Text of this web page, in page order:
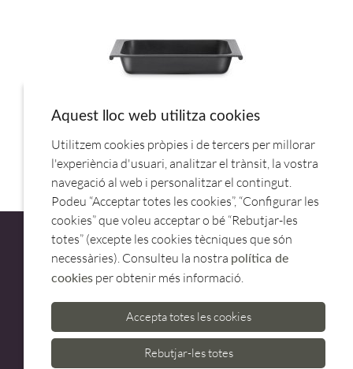
FONT FUNDICIÓ AMB TAPA, 41X29 CM. 272331. BRA
ATENCIÓ AL CLIENT
973 500 580
Aquest lloc web utilitza cookies
Utilitzem cookies pròpies i de tercers per millorar
l'experiència d'usuari, analitzar el trànsit, la vostra
navegació al web i personalitzar el contingut.
Podeu “Acceptar totes les cookies”, “Configurar les
cookies” que voleu acceptar o bé “Rebutjar-les
totes” (excepte les cookies tècniques que són
necessàries). Consulteu la nostra política de
cookies per obtenir més informació.
Accepta totes les cookies
Rebutjar-les totes